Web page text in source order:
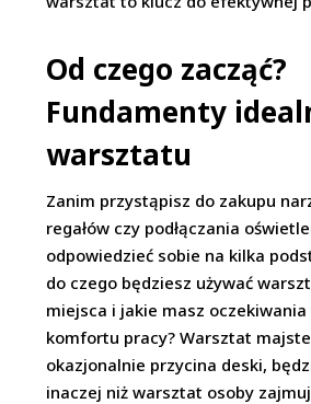
Od czego zacząć?
Fundamenty
warsztatu
Zanim przystąpisz do zakupu
regałów czy podłączania
odpowiedzieć sobie na kilka
do czego będziesz używać
miejsca i jakie masz
komfortu pracy? Warsztat
okazjonalnie przycina deski,
inaczej niż warsztat osoby